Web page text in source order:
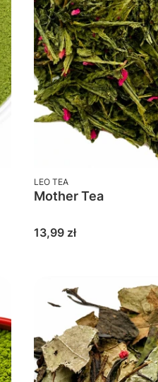
PRODUCENT
LEO TEA
Mother Tea
Cena
13,99 zł